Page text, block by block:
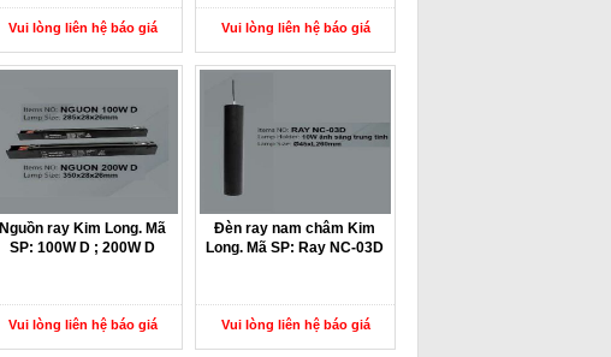
Vui lòng liên hệ báo giá Vui lòng liên hệ báo giá
Nguồn ray Kim Long. Mã
SP: 100W D ; 200W D
Vui lòng liên hệ báo giá
Đèn ray nam châm Kim
Long. Mã SP: Ray NC-03D
Vui lòng liên hệ báo giá